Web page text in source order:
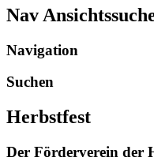
Nav
Navigation
Suchen
Herbstfest
Der Förderverein der